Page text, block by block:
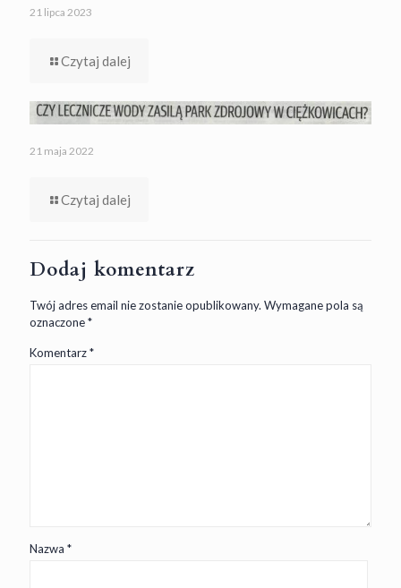
21 lipca 2023
Czytaj dalej
21 maja 2022
Czytaj dalej
Dodaj komentarz
Twój adres email nie zostanie opublikowany. Wymagane pola są
oznaczone*
Komentarz*
Nazwa *